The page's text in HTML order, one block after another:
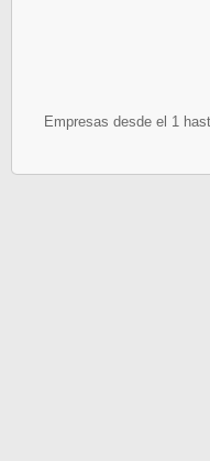
Empresas desde el 1